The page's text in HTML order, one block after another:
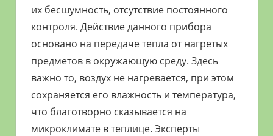
их бесшумность, отсутствие постоянного
контроля. Действие данного прибора
основано на передаче тепла от нагретых
предметов в окружающую среду. Здесь
важно то, воздух не нагревается, при этом
сохраняется его влажность и температура,
что благотворно сказывается на
микроклимате в теплице. Эксперты